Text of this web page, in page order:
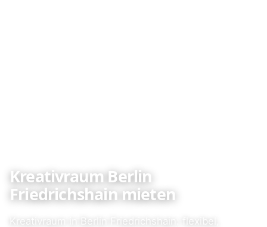
Kreativraum Berlin
Friedrichshain mieten
Kreativraum in Berlin Friedrichshain: flexibel,